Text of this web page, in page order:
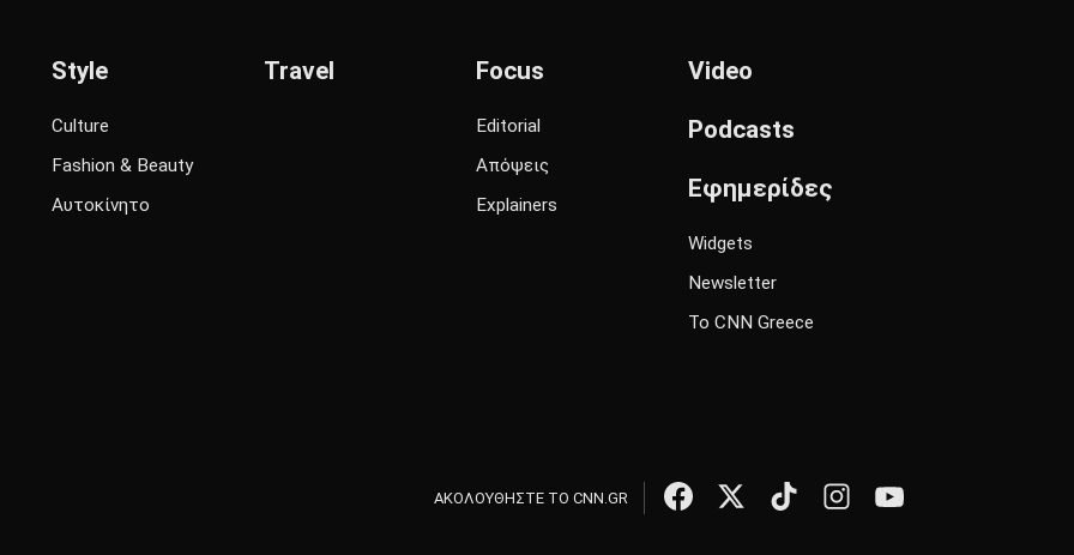
Style
Culture
Fashion & Beauty
Αυτοκίνητο
Travel Focus
Editorial
Απόψεις
Explainers
Video
Podcasts
Εφημερίδες
Widgets
Newsletter
Το CNN Greece
ΑΚΟΛΟΥΘΗΣΤΕ ΤΟ CNN.GR